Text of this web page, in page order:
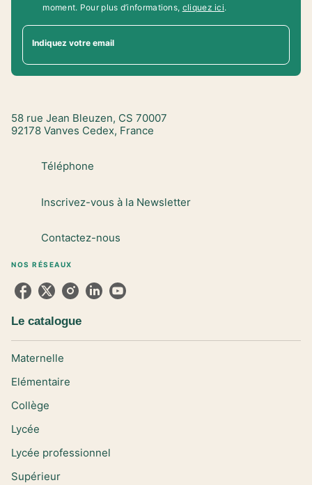
moment. Pour plus d’informations, cliquez ici.
Indiquez votre email
58 rue Jean Bleuzen, CS 70007
92178 Vanves Cedex, France
Téléphone
Inscrivez-vous à la Newsletter
Contactez-nous
NOS RÉSEAUX
Le catalogue
Maternelle
Elémentaire
Collège
Lycée
Lycée professionnel
Supérieur